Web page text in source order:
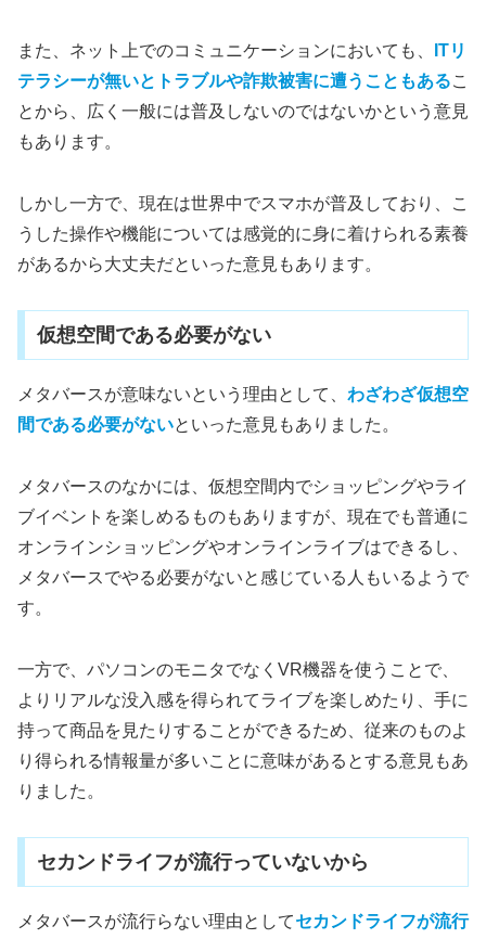
また、ネット上でのコミュニケーションにおいても、
ITリ
テラシーが無いとトラブルや詐欺被害に遭うこともあるこ
とから、広く一般には普及しないのではないかという意見
もあります。
しかし一方で、現在は世界中でスマホが普及しており、こ
うした操作や機能については感覚的に身に着けられる素養
があるから大丈夫だといった意見もあります。
仮想空間である必要がない
メタバースが意味ないという理由として、 わざわざ仮想空
間である必要がないといった意見もありました。
メタバースのなかには、仮想空間内でショッピングやライ
ブイベントを楽しめるものもありますが、現在でも普通に
オンラインショッピングやオンラインライブはできるし、
メタバースでやる必要がないと感じている人もいるようで
す。
一方で、パソコンのモニタでなくVR機器を使うことで、
よりリアルな没入感を得られてライブを楽しめたり、手に
持って商品を見たりすることができるため、従来のものよ
り得られる情報量が多いことに意味があるとする意見もあ
りました。
セカンドライフが流行っていないから
メタバースが流行らない理由としてセカンドライフが流行